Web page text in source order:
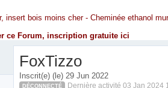
insert bois moins cher - Cheminée ethanol
ce Forum, inscription gratuite ici
FoxTizzo
Inscrit(e) (le) 29 Jun 2022
DÉCONNECTÉ Dernière activité 03 Jan 2024